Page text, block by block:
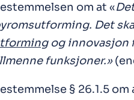
om at «
Det
og innovasjon
funksjoner.»
§ 26.1.5